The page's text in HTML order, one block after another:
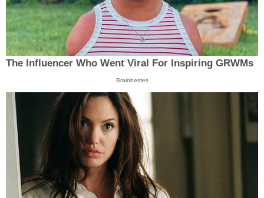
The Influencer Who Went Viral For Inspiring GRWMs
Brainberries